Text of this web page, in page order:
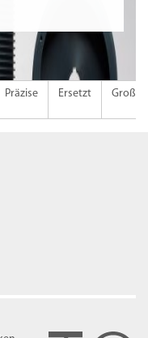
Präzise Ersetzt Groß